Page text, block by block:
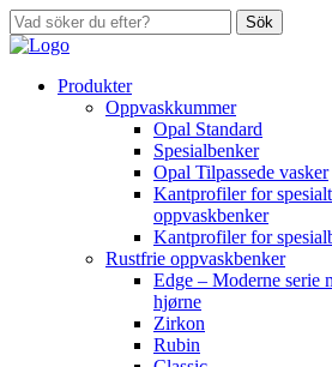
Sök
Produkter
Oppvaskkummer
Opal Standard
Spesialbenker
Opal Tilpassede vasker
Kantprofiler for
oppvaskbenker
Kantprofiler for
Rustfrie oppvaskbenker
Edge – Moderne serie
hjørne
Zirkon
Rubin